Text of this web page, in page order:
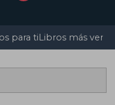
para tiLibros más